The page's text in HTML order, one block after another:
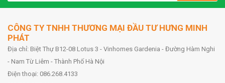
CÔNG TY TNHH THƯƠNG MẠI ĐẦU TƯ HƯNG MINH
PHÁT
Địa chỉ: Biệt Thự B12-08 Lotus 3 - Vinhomes Gardenia - Đường Hàm Nghi
- Nam Từ Liêm - Thành Phố Hà Nội
Điện thoại: 086.268.4133